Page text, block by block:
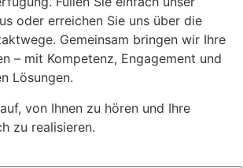
oder erreichen Sie uns über die
Gemeinsam bringen wir Ihre
– mit Kompetenz, Engagement und
Lösungen.
von Ihnen zu hören und Ihre
zu realisieren.